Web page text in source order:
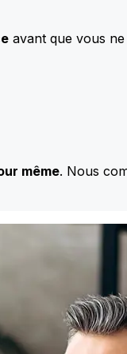
avant que vous
même. Nous